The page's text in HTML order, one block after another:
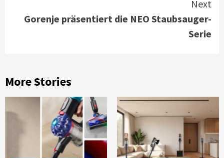
Next
Gorenje präsentiert die NEO Staubsauger-
Serie
More Stories